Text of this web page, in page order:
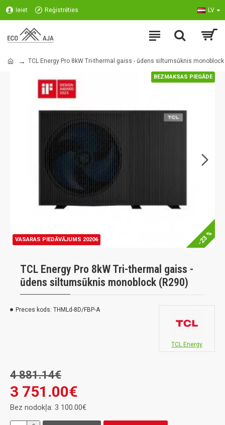
Ieiet Reģistrēties LV
TCL Energy Pro 8kW Tri-thermal gaiss - ūdens siltumsūknis monoblock
VASARAS PIEDĀVĀJUMS 20206
BEZMAKSAS PIEGĀDE
-23 %
TCL Energy Pro 8kW Tri-thermal gaiss -
ūdens siltumsūknis monoblock (R290)
Preces kods: THMLd-8D/FBP-A
TCL Energy
3 751.00€
4 881.14€
Bez nodokļa: 3 100.00€